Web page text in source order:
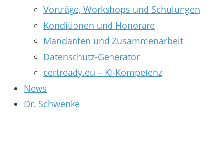
Vorträge, Workshops und Schulungen
Konditionen und Honorare
Mandanten und Zusammenarbeit
Datenschutz-Generator
certready.eu – KI-Kompetenz
News
Dr. Schwenke